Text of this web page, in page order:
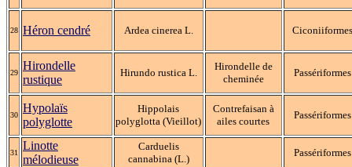
28 Héron cendré Ardea cinerea L. Ciconiiformes
29
Hirondelle
rustique
Hirundo rustica L.
Hirondelle de
cheminée
Passériformes
30
Hypolaïs
polyglotte
Hippolais
polyglotta (Vieillot)
Contrefaisan à
ailes courtes
Passériformes
31
Linotte
mélodieuse
Carduelis
cannabina (L.)
Passériformes